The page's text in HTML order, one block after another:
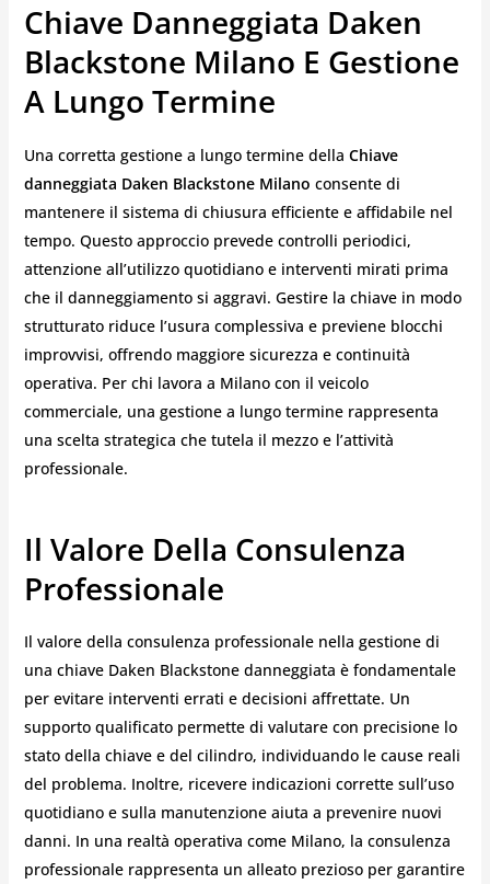
Chiave Danneggiata Daken
Blackstone Milano E Gestione
A Lungo Termine
Una corretta gestione a lungo termine della Chiave
danneggiata Daken Blackstone Milano consente di
mantenere il sistema di chiusura efficiente e affidabile nel
tempo. Questo approccio prevede controlli periodici,
attenzione all’utilizzo quotidiano e interventi mirati prima
che il danneggiamento si aggravi. Gestire la chiave in modo
strutturato riduce l’usura complessiva e previene blocchi
improvvisi, offrendo maggiore sicurezza e continuità
operativa. Per chi lavora a Milano con il veicolo
commerciale, una gestione a lungo termine rappresenta
una scelta strategica che tutela il mezzo e l’attività
professionale.
Il Valore Della Consulenza
Professionale
Il valore della consulenza professionale nella gestione di
una chiave Daken Blackstone danneggiata è fondamentale
per evitare interventi errati e decisioni affrettate. Un
supporto qualificato permette di valutare con precisione lo
stato della chiave e del cilindro, individuando le cause reali
del problema. Inoltre, ricevere indicazioni corrette sull’uso
quotidiano e sulla manutenzione aiuta a prevenire nuovi
danni. In una realtà operativa come Milano, la consulenza
professionale rappresenta un alleato prezioso per garantire